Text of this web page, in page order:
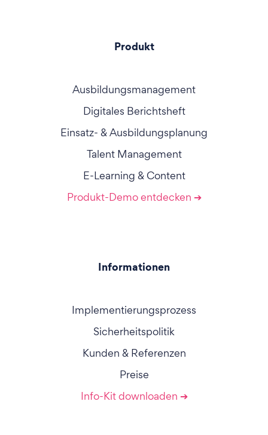
Produkt
Ausbildungsmanagement
Digitales Berichtsheft
Einsatz- & Ausbildungsplanung
Talent Management
E-Learning & Content
Produkt-Demo entdecken ➔
Informationen
Implementierungsprozess
Sicherheitspolitik
Kunden & Referenzen
Preise
Info-Kit downloaden ➔